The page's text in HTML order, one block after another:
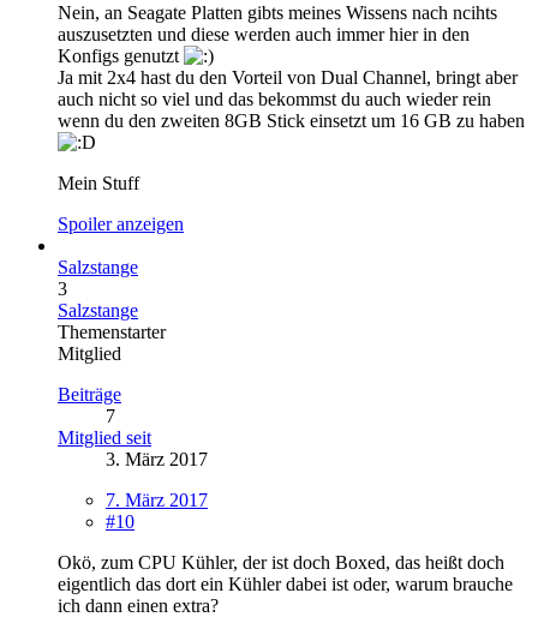
Nein, an Seagate Platten gibts meines Wissens nach ncihts
auszusetzten und diese werden auch immer hier in den
Konfigs genutzt
Ja mit 2x4 hast du den Vorteil von Dual Channel, bringt aber
auch nicht so viel und das bekommst du auch wieder rein
wenn du den zweiten 8GB Stick einsetzt um 16 GB zu haben
Mein Stuff
Spoiler anzeigen
Salzstange
3
Salzstange
Themenstarter
Mitglied
Beiträge
7
Mitglied seit
3. März 2017
7. März 2017
#10
Okö, zum CPU Kühler, der ist doch Boxed, das heißt doch
eigentlich das dort ein Kühler dabei ist oder, warum brauche
ich dann einen extra?